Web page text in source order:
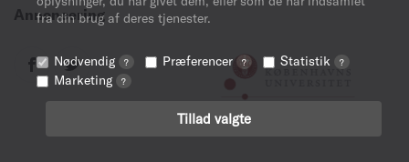
fra din brug af deres tjenester.
Nødvendig ? Præferencer ? Statistik ?
Marketing ?
Tillad valgte
Annoncering